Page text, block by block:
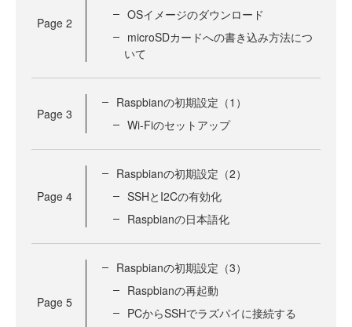
Page 2
OSイメージのダウンロード
microSDカードへの書き込み方法につ
いて
Page 3
Raspbianの初期設定（1）
Wi-Fiのセットアップ
Page 4
Raspbianの初期設定（2）
SSHとI2Cの有効化
Raspbianの日本語化
Page 5
Raspbianの初期設定（3）
Raspbianの再起動
PCからSSHでラズパイに接続する